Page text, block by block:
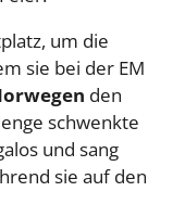
um die
sie bei der EM
den
schwenkte
und sang
sie auf den